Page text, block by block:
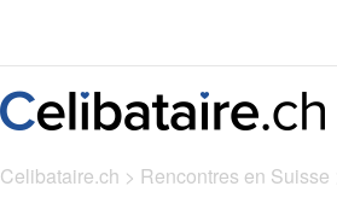
Celibataire.ch > Rencontres en Suisse